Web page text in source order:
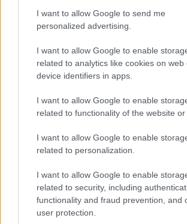
I want to allow Google to send me
personalized advertising.
I want to allow Google to enable
related to analytics like cookies on web
device identifiers in apps.
I want to allow Google to enable
related to functionality of the website or
I want to allow Google to enable
related to personalization.
I want to allow Google to enable
related to security, including
functionality and fraud prevention, and
user protection.
népszerűségét.„Szerintem a Forma-1-es
csillogást mutatnak– fogalmazott. –
versenyzői állandóan edzenek,
szenvedélyesek a munkájuk iránt. A
látunk az életstílusról, és ez talán segít
amelyek jövőre a MotoGP-ben is
aprónak nem mondható különbséggel,
ben 2023-ban is csak hat ilyen hétvége
kétkerekűeknél minden alkalommal lesz
verseny is. Rivola szerint ez üzleti
mert növeli az érdeklődést.